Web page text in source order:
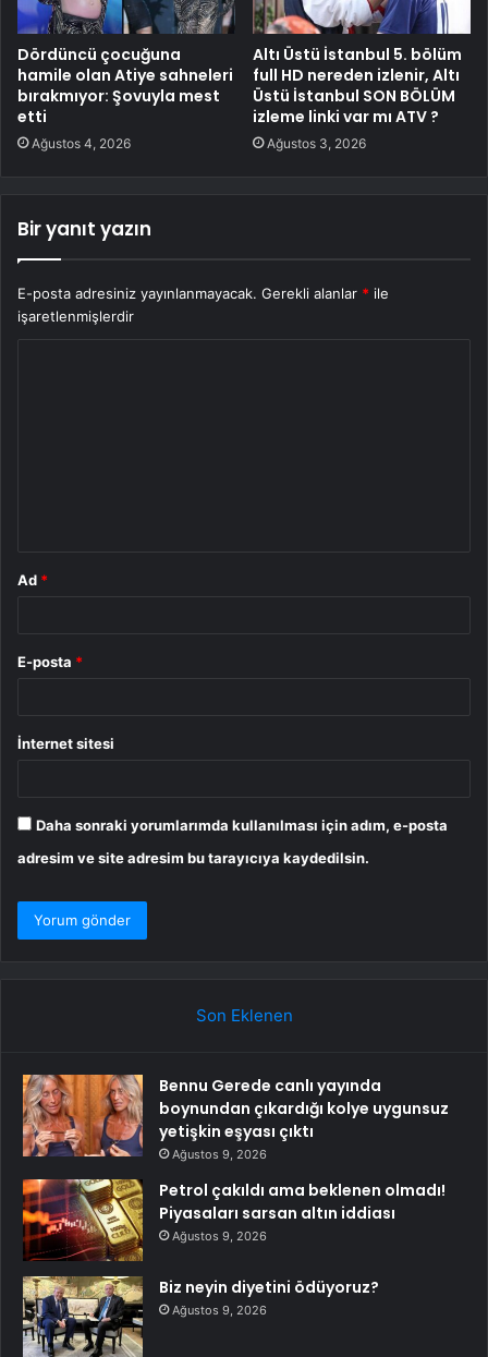
Dördüncü çocuğuna
hamile olan Atiye sahneleri
bırakmıyor: Şovuyla mest
etti
Ağustos 4, 2026
Altı Üstü İstanbul 5. bölüm
full HD nereden izlenir, Altı
Üstü İstanbul SON BÖLÜM
izleme linki var mı ATV ?
Ağustos 3, 2026
Bir yanıt yazın
E-posta adresiniz yayınlanmayacak. Gerekli alanlar * ile
işaretlenmişlerdir
Ad *
E-posta *
İnternet sitesi
Daha sonraki yorumlarımda kullanılması için adım, e-posta
adresim ve site adresim bu tarayıcıya kaydedilsin.
Son Eklenen
Bennu Gerede canlı yayında
boynundan çıkardığı kolye uygunsuz
yetişkin eşyası çıktı
Ağustos 9, 2026
Petrol çakıldı ama beklenen olmadı!
Piyasaları sarsan altın iddiası
Ağustos 9, 2026
Biz neyin diyetini ödüyoruz?
Ağustos 9, 2026